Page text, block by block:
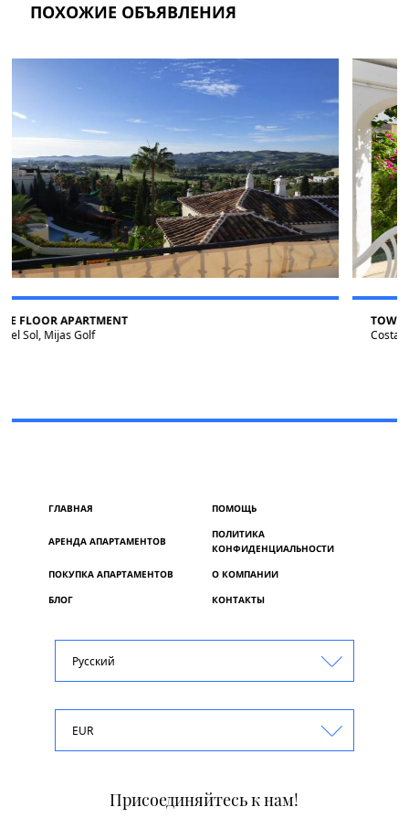
ПОХОЖИЕ ОБЪЯВЛЕНИЯ
ГЛАВНАЯ ПОМОЩЬ
АРЕНДА АПАРТАМЕНТОВ
ПОЛИТИКА
КОНФИДЕНЦИАЛЬНОСТИ
ПОКУПКА АПАРТАМЕНТОВ
О КОМПАНИИ
БЛОГ
КОНТАКТЫ
Русский
EUR
Присоединяйтесь к нам!